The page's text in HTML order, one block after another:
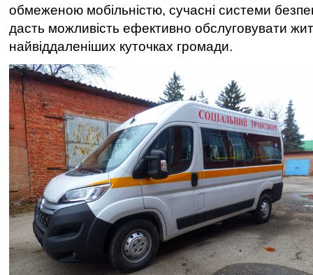
обмеженою мобільністю, сучасні системи
дасть можливість ефективно обслуговувати
найвіддаленіших куточках громади.